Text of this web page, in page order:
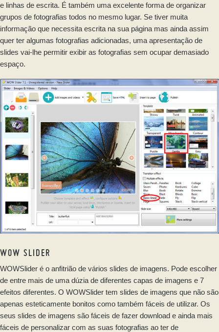
e linhas de escrita. É também uma excelente forma de organizar
grupos de fotografias todos no mesmo lugar. Se tiver muita
informação que necessita escrita na sua página mas ainda assim
quer ter algumas fotografias adicionadas, uma apresentação de
slides vai-lhe permitir exibir as fotografias sem ocupar demasiado
espaço.
WOW SLIDER
WOWSlider é o anfitrião de vários slides de imagens. Pode escolher
de entre mais de uma dúzia de diferentes capas de imagens e 7
efeitos diferentes. O WOWSlider tem slides de imagens que não são
apenas esteticamente bonitos como também fáceis de utilizar. Os
seus slides de imagens são fáceis de fazer download e ainda mais
fáceis de personalizar com as suas fotografias ao ter de